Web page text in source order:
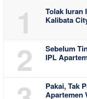
1
Tolak Iuran
Kalibata
2
Sebelum
IPL
Pakai, Tak
Apartemen